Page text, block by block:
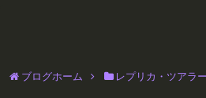
ブログホーム レプリカ・ツアラ